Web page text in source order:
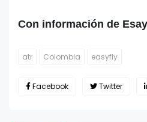
Con información de
atr Colombia easyfly
Facebook Twitter